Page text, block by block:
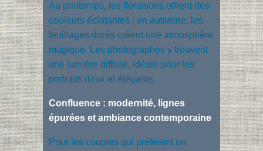
Au printemps, les floraisons offrent des
couleurs éclatantes ; en automne, les
feuillages dorés créent une atmosphère
magique. Les photographes y trouvent
une lumière diffuse, idéale pour les
portraits doux et élégants.
Confluence : modernité, lignes
épurées et ambiance contemporaine
Pour les couples qui préfèrent un